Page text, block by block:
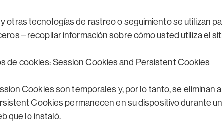
otras tecnologías de rastreo o seguimiento se utilizan
– recopilar información sobre cómo usted utiliza el
de cookies: Session Cookies and Persistent Cookies
Cookies son temporales y, por lo tanto, se
Cookies permanecen en su dispositivo durante
que lo instaló.